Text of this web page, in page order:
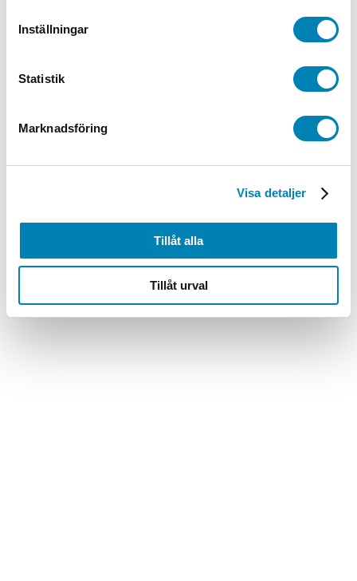
Inställningar
Statistik
Marknadsföring
Visa detaljer
Tillåt alla
Tillåt urval